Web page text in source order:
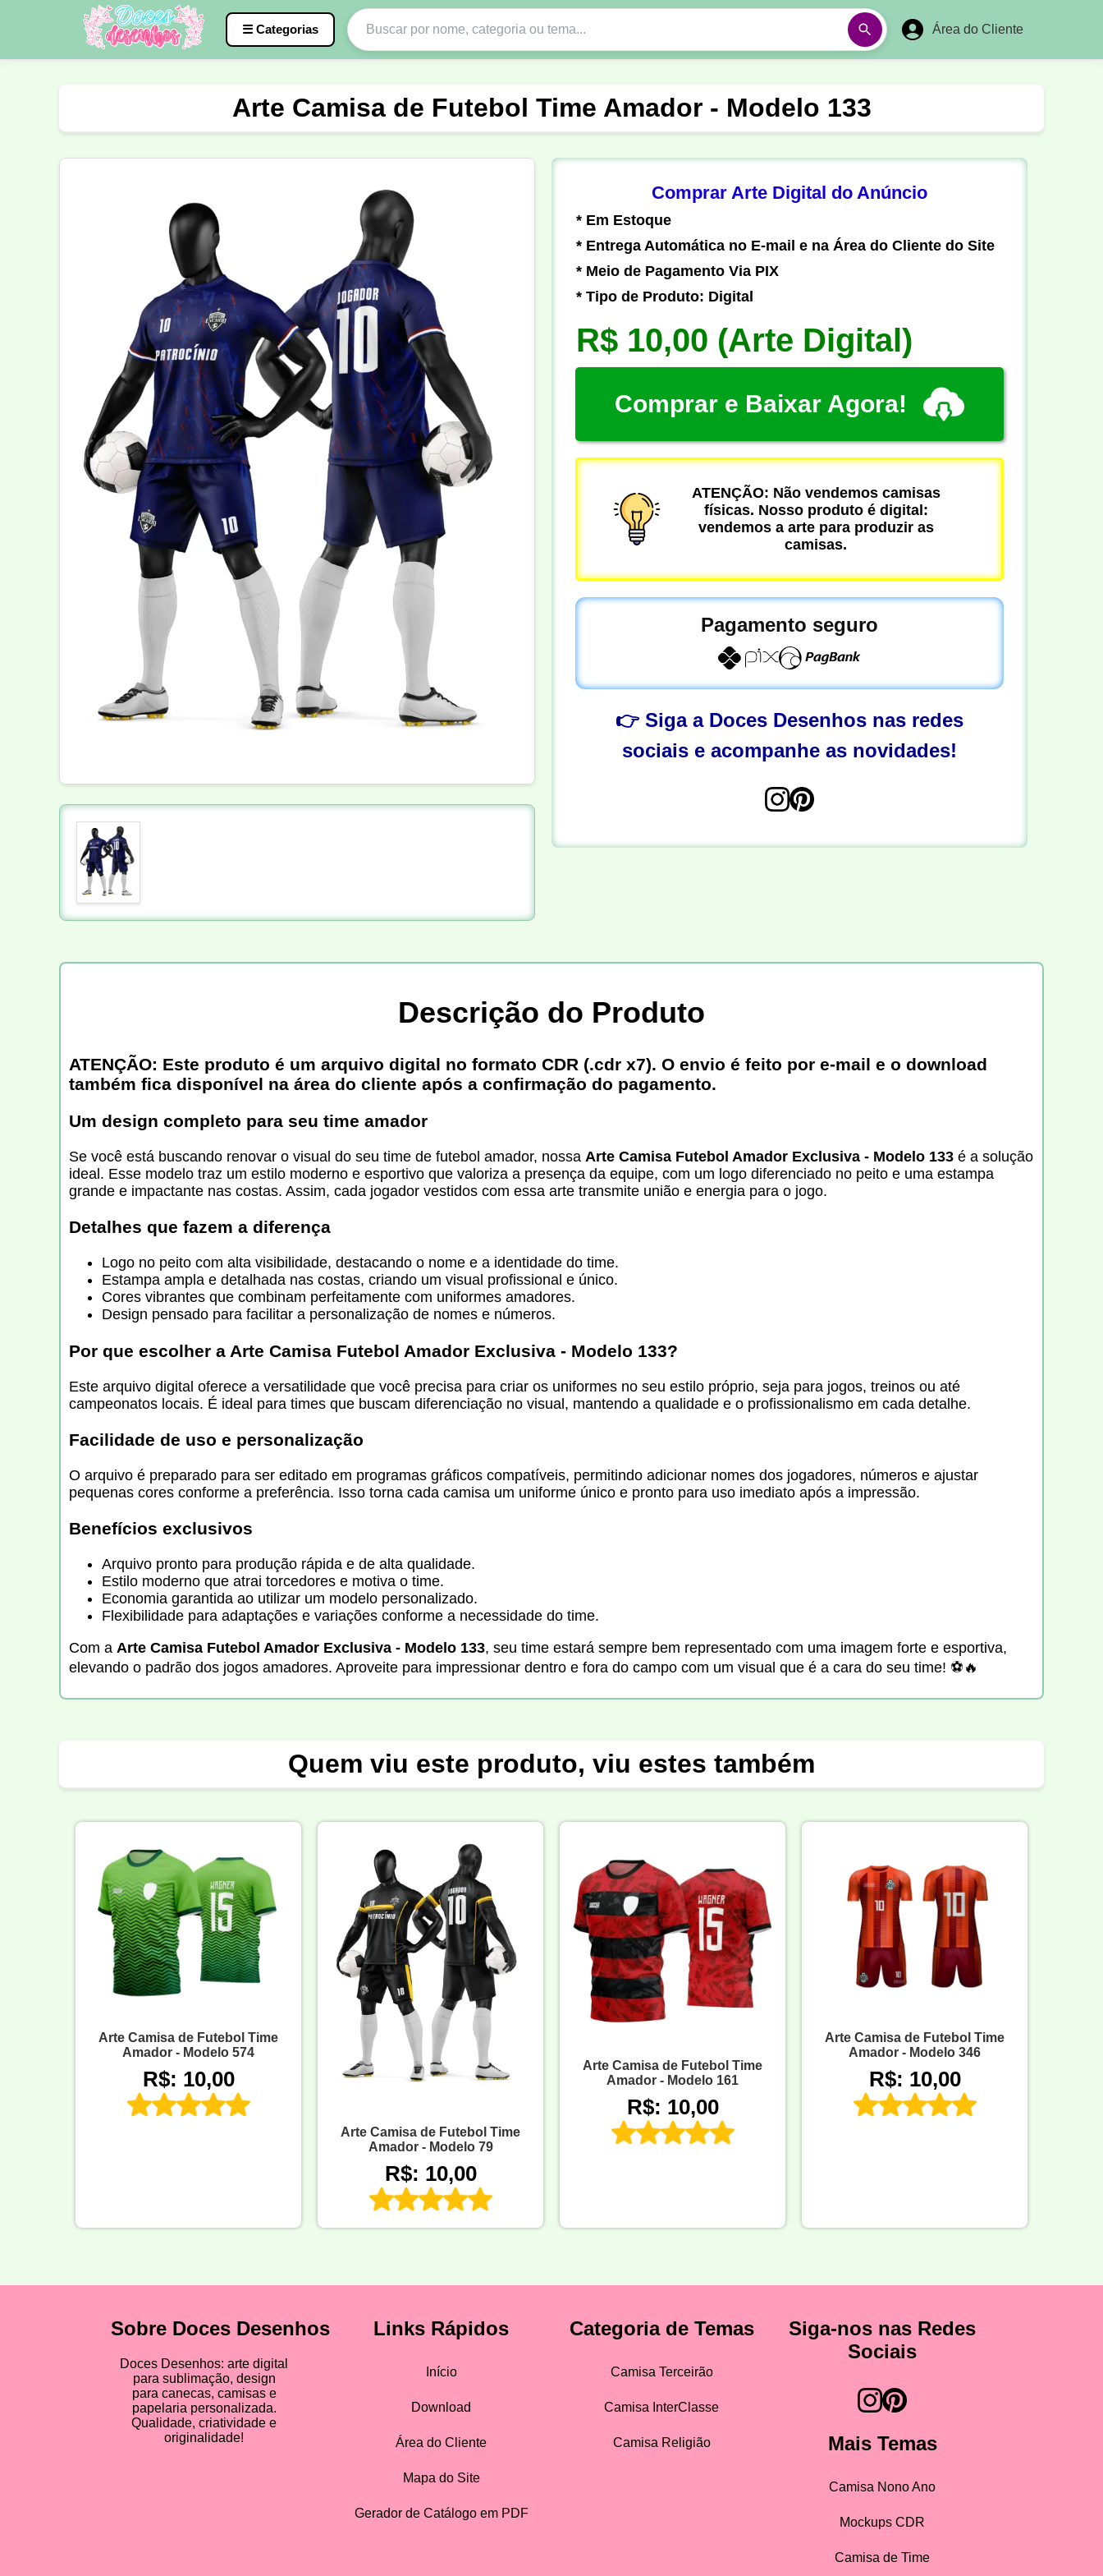
☰ Categorias Área do Cliente
Vôlei Futebol Amador Pesca
Ciclismo Nail Designer Pedagogia Biologia Geografia História Matemática
Língua Portuguesa
Arte Camisa de Futebol Time Amador - Modelo 133
Comprar Arte Digital do Anúncio
* Em Estoque
* Entrega Automática no E-mail e na Área do Cliente do Site
* Meio de Pagamento Via PIX
* Tipo de Produto: Digital
R$ 10,00 (Arte Digital)
Comprar e Baixar Agora!
ATENÇÃO: Não vendemos camisas
físicas. Nosso produto é digital:
vendemos a arte para produzir as
camisas.
Pagamento seguro
👉 Siga a Doces Desenhos nas redes
sociais e acompanhe as novidades!
Descrição do Produto
ATENÇÃO: Este produto é um arquivo digital no formato CDR (.cdr x7). O envio é feito por e-mail e o download
também fica disponível na área do cliente após a confirmação do pagamento.
Um design completo para seu time amador
Se você está buscando renovar o visual do seu time de futebol amador, nossa Arte Camisa Futebol Amador Exclusiva - Modelo 133 é a solução
ideal. Esse modelo traz um estilo moderno e esportivo que valoriza a presença da equipe, com um logo diferenciado no peito e uma estampa
grande e impactante nas costas. Assim, cada jogador vestidos com essa arte transmite união e energia para o jogo.
Detalhes que fazem a diferença
Logo no peito com alta visibilidade, destacando o nome e a identidade do time.
Estampa ampla e detalhada nas costas, criando um visual profissional e único.
Cores vibrantes que combinam perfeitamente com uniformes amadores.
Design pensado para facilitar a personalização de nomes e números.
Por que escolher a Arte Camisa Futebol Amador Exclusiva - Modelo 133?
Este arquivo digital oferece a versatilidade que você precisa para criar os uniformes no seu estilo próprio, seja para jogos, treinos ou até
campeonatos locais. É ideal para times que buscam diferenciação no visual, mantendo a qualidade e o profissionalismo em cada detalhe.
Facilidade de uso e personalização
O arquivo é preparado para ser editado em programas gráficos compatíveis, permitindo adicionar nomes dos jogadores, números e ajustar
pequenas cores conforme a preferência. Isso torna cada camisa um uniforme único e pronto para uso imediato após a impressão.
Benefícios exclusivos
Arquivo pronto para produção rápida e de alta qualidade.
Estilo moderno que atrai torcedores e motiva o time.
Economia garantida ao utilizar um modelo personalizado.
Flexibilidade para adaptações e variações conforme a necessidade do time.
Com a Arte Camisa Futebol Amador Exclusiva - Modelo 133, seu time estará sempre bem representado com uma imagem forte e esportiva,
elevando o padrão dos jogos amadores. Aproveite para impressionar dentro e fora do campo com um visual que é a cara do seu time! ⚽🔥
Quem viu este produto, viu estes também
Arte Camisa de Futebol Time
Amador - Modelo 574
R$: 10,00
Arte Camisa de Futebol Time
Amador - Modelo 79
R$: 10,00
Arte Camisa de Futebol Time
Amador - Modelo 161
R$: 10,00
Arte Camisa de Futebol Time
Amador - Modelo 346
R$: 10,00
Sobre Doces Desenhos
Doces Desenhos: arte digital
para sublimação, design
para canecas, camisas e
papelaria personalizada.
Qualidade, criatividade e
originalidade!
Links Rápidos
Início
Download
Área do Cliente
Mapa do Site
Gerador de Catálogo em PDF
Categoria de Temas
Camisa Terceirão
Camisa InterClasse
Camisa Religião
Siga-nos nas Redes
Sociais
Mais Temas
Camisa Nono Ano
Mockups CDR
Camisa de Time